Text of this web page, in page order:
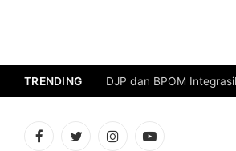
TRENDING DJP dan BPOM
FacebookTwitterInstagramYouTube